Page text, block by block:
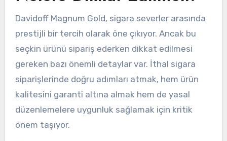
Davidoff Magnum Gold, sigara severler arasında
prestijli bir tercih olarak öne çıkıyor. Ancak bu
seçkin ürünü sipariş ederken dikkat edilmesi
gereken bazı önemli detaylar var. İthal sigara
siparişlerinde doğru adımları atmak, hem ürün
kalitesini garanti altına almak hem de yasal
düzenlemelere uygunluk sağlamak için kritik
önem taşıyor.